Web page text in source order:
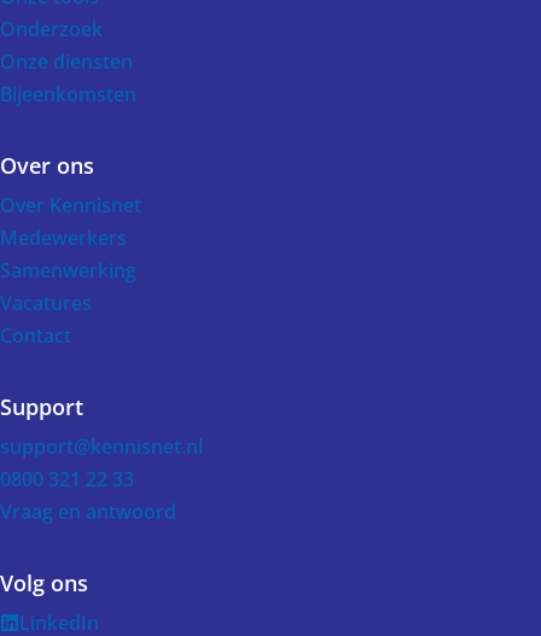
Onderzoek
Onze diensten
Bijeenkomsten
Over ons
Over Kennisnet
Medewerkers
Samenwerking
Vacatures
Contact
Support
support@kennisnet.nl
0800 321 22 33
Vraag en antwoord
Volg ons
LinkedIn